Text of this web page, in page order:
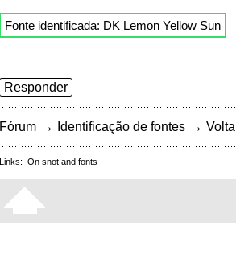
Fonte identificada: DK Lemon Yellow Sun
Responder
Fórum → Identificação de fontes →
Links: On snot and fonts